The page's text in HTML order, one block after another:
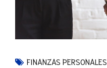
FINANZAS PERSONALES